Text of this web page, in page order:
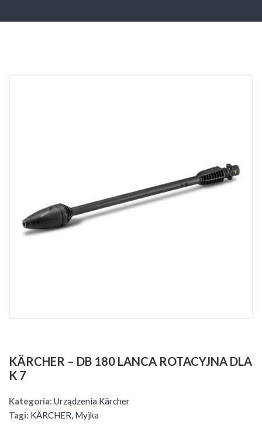
KÄRCHER – DB 180 LANCA ROTACYJNA DLA
K 7
Kategoria: Urządzenia Kärcher
Tagi: KÄRCHER, Myjka